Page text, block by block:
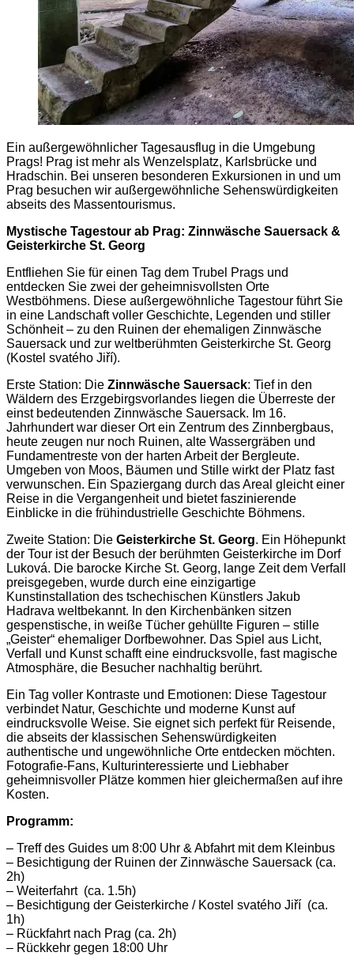
Ein außergewöhnlicher Tagesausflug in die Umgebung
Prags! Prag ist mehr als Wenzelsplatz, Karlsbrücke und
Hradschin. Bei unseren besonderen Exkursionen in und um
Prag besuchen wir außergewöhnliche Sehenswürdigkeiten
abseits des Massentourismus.
Mystische Tagestour ab Prag: Zinnwäsche Sauersack &
Geisterkirche St. Georg
Entfliehen Sie für einen Tag dem Trubel Prags und
entdecken Sie zwei der geheimnisvollsten Orte
Westböhmens. Diese außergewöhnliche Tagestour führt Sie
in eine Landschaft voller Geschichte, Legenden und stiller
Schönheit – zu den Ruinen der ehemaligen Zinnwäsche
Sauersack und zur weltberühmten Geisterkirche St. Georg
(Kostel svatého Jiří).
Erste Station: Die Zinnwäsche Sauersack: Tief in den
Wäldern des Erzgebirgsvorlandes liegen die Überreste der
einst bedeutenden Zinnwäsche Sauersack. Im 16.
Jahrhundert war dieser Ort ein Zentrum des Zinnbergbaus,
heute zeugen nur noch Ruinen, alte Wassergräben und
Fundamentreste von der harten Arbeit der Bergleute.
Umgeben von Moos, Bäumen und Stille wirkt der Platz fast
verwunschen. Ein Spaziergang durch das Areal gleicht einer
Reise in die Vergangenheit und bietet faszinierende
Einblicke in die frühindustrielle Geschichte Böhmens.
Zweite Station: Die Geisterkirche St. Georg. Ein Höhepunkt
der Tour ist der Besuch der berühmten Geisterkirche im Dorf
Luková. Die barocke Kirche St. Georg, lange Zeit dem Verfall
preisgegeben, wurde durch eine einzigartige
Kunstinstallation des tschechischen Künstlers Jakub
Hadrava weltbekannt. In den Kirchenbänken sitzen
gespenstische, in weiße Tücher gehüllte Figuren – stille
„Geister“ ehemaliger Dorfbewohner. Das Spiel aus Licht,
Verfall und Kunst schafft eine eindrucksvolle, fast magische
Atmosphäre, die Besucher nachhaltig berührt.
Ein Tag voller Kontraste und Emotionen: Diese Tagestour
verbindet Natur, Geschichte und moderne Kunst auf
eindrucksvolle Weise. Sie eignet sich perfekt für Reisende,
die abseits der klassischen Sehenswürdigkeiten
authentische und ungewöhnliche Orte entdecken möchten.
Fotografie-Fans, Kulturinteressierte und Liebhaber
geheimnisvoller Plätze kommen hier gleichermaßen auf ihre
Kosten.
Programm:
– Treff des Guides um 8:00 Uhr & Abfahrt mit dem Kleinbus
– Besichtigung der Ruinen der Zinnwäsche Sauersack (ca.
2h)
– Weiterfahrt (ca. 1.5h)
– Besichtigung der Geisterkirche / Kostel svatého Jiří (ca.
1h)
– Rückfahrt nach Prag (ca. 2h)
– Rückkehr gegen 18:00 Uhr